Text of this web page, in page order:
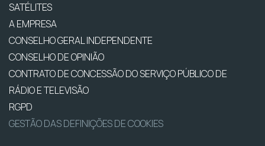
SATÉLITES
A EMPRESA
CONSELHO GERAL INDEPENDENTE
CONSELHO DE OPINIÃO
CONTRATO DE CONCESSÃO DO SERVIÇO PÚBLICO DE
RÁDIO E TELEVISÃO
RGPD
GESTÃO DAS DEFINIÇÕES DE COOKIES